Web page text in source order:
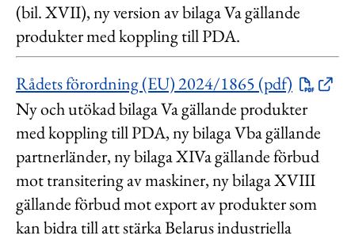
(bil. XVII), ny version av bilaga Va gällande
produkter med koppling till PDA.
Rådets förordning (EU) 2024/1865 (pdf)
Ny och utökad bilaga Va gällande produkter
med koppling till PDA, ny bilaga Vba gällande
partnerländer, ny bilaga XIVa gällande förbud
mot transitering av maskiner, ny bilaga XVIII
gällande förbud mot export av produkter som
kan bidra till att stärka Belarus industriella